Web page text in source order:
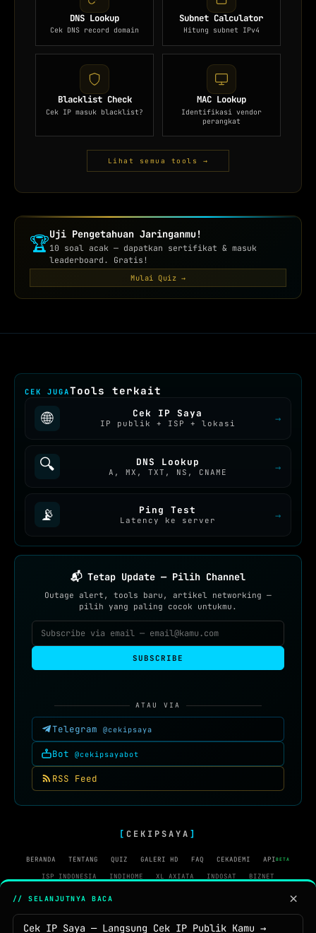
DNS Lookup
Cek DNS record domain
Subnet Calculator
Hitung subnet IPv4
Blacklist Check
Cek IP masuk blacklist?
MAC Lookup
Identifikasi vendor
perangkat
Lihat semua tools →
🏆Uji Pengetahuan Jaringanmu!
10 soal acak — dapatkan sertifikat & masuk
leaderboard. Gratis!
Mulai Quiz →
CEK JUGATools terkait
🌐 Cek IP Saya
IP publik + ISP + lokasi →
🔍 DNS Lookup
A, MX, TXT, NS, CNAME →
📡 Ping Test
Latency ke server →
📬 Tetap Update — Pilih Channel
Outage alert, tools baru, artikel networking —
pilih yang paling cocok untukmu.
SUBSCRIBE
ATAU VIA
Telegram @cekipsaya
Bot @cekipsayabot
RSS Feed
[ CEKIPSAYA ]
BERANDA TENTANG QUIZ GALERI HD FAQ CEKADEMI APIBETA
ISP INDONESIA INDIHOME XL AXIATA INDOSAT
BIZNET
TELEGRAM RSS FEED
// SELANJUTNYA BACA ×
Cek IP Saya — Langsung Cek IP Publik Kamu →